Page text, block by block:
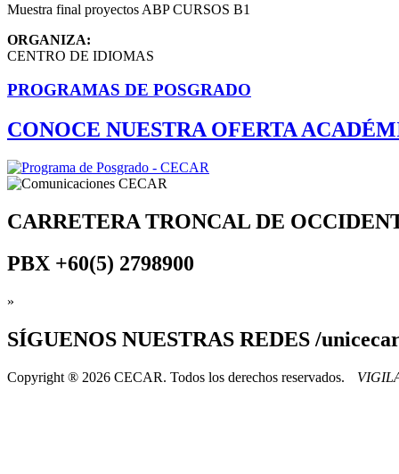
Muestra final proyectos ABP CURSOS B1
ORGANIZA:
CENTRO DE IDIOMAS
PROGRAMAS DE POSGRADO
CONOCE NUESTRA OFERTA
CARRETERA TRONCAL DE
PBX +60(5) 2798900
»
SÍGUENOS NUESTRAS REDES /
Copyright ® 2026 CECAR. Todos los derechos reservados.